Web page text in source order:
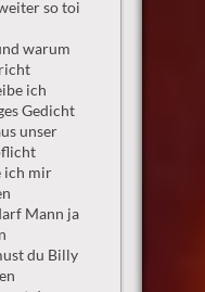
so toi
warum
ich
Gedicht
unser
ich mir
Mann ja
du Billy